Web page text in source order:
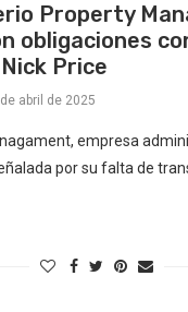
Property
obligaciones
Price
abril de 2025
empresa
por su falta de